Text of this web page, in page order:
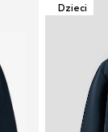
Dzieci